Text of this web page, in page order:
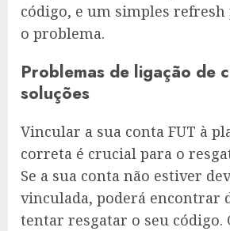
código, e um simples
o problema.
Problemas de ligação de
soluções
Vincular a sua conta FUT à
correta é crucial para o
Se a sua conta não estiver
vinculada, poderá encontrar
tentar resgatar o seu código.